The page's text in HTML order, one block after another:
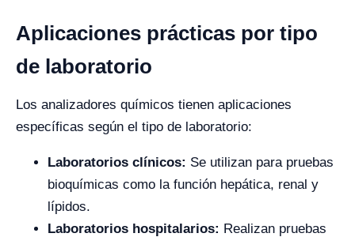
Aplicaciones prácticas por tipo
de laboratorio
Los analizadores químicos tienen aplicaciones
específicas según el tipo de laboratorio:
Laboratorios clínicos: Se utilizan para pruebas
bioquímicas como la función hepática, renal y
lípidos.
Laboratorios hospitalarios: Realizan pruebas